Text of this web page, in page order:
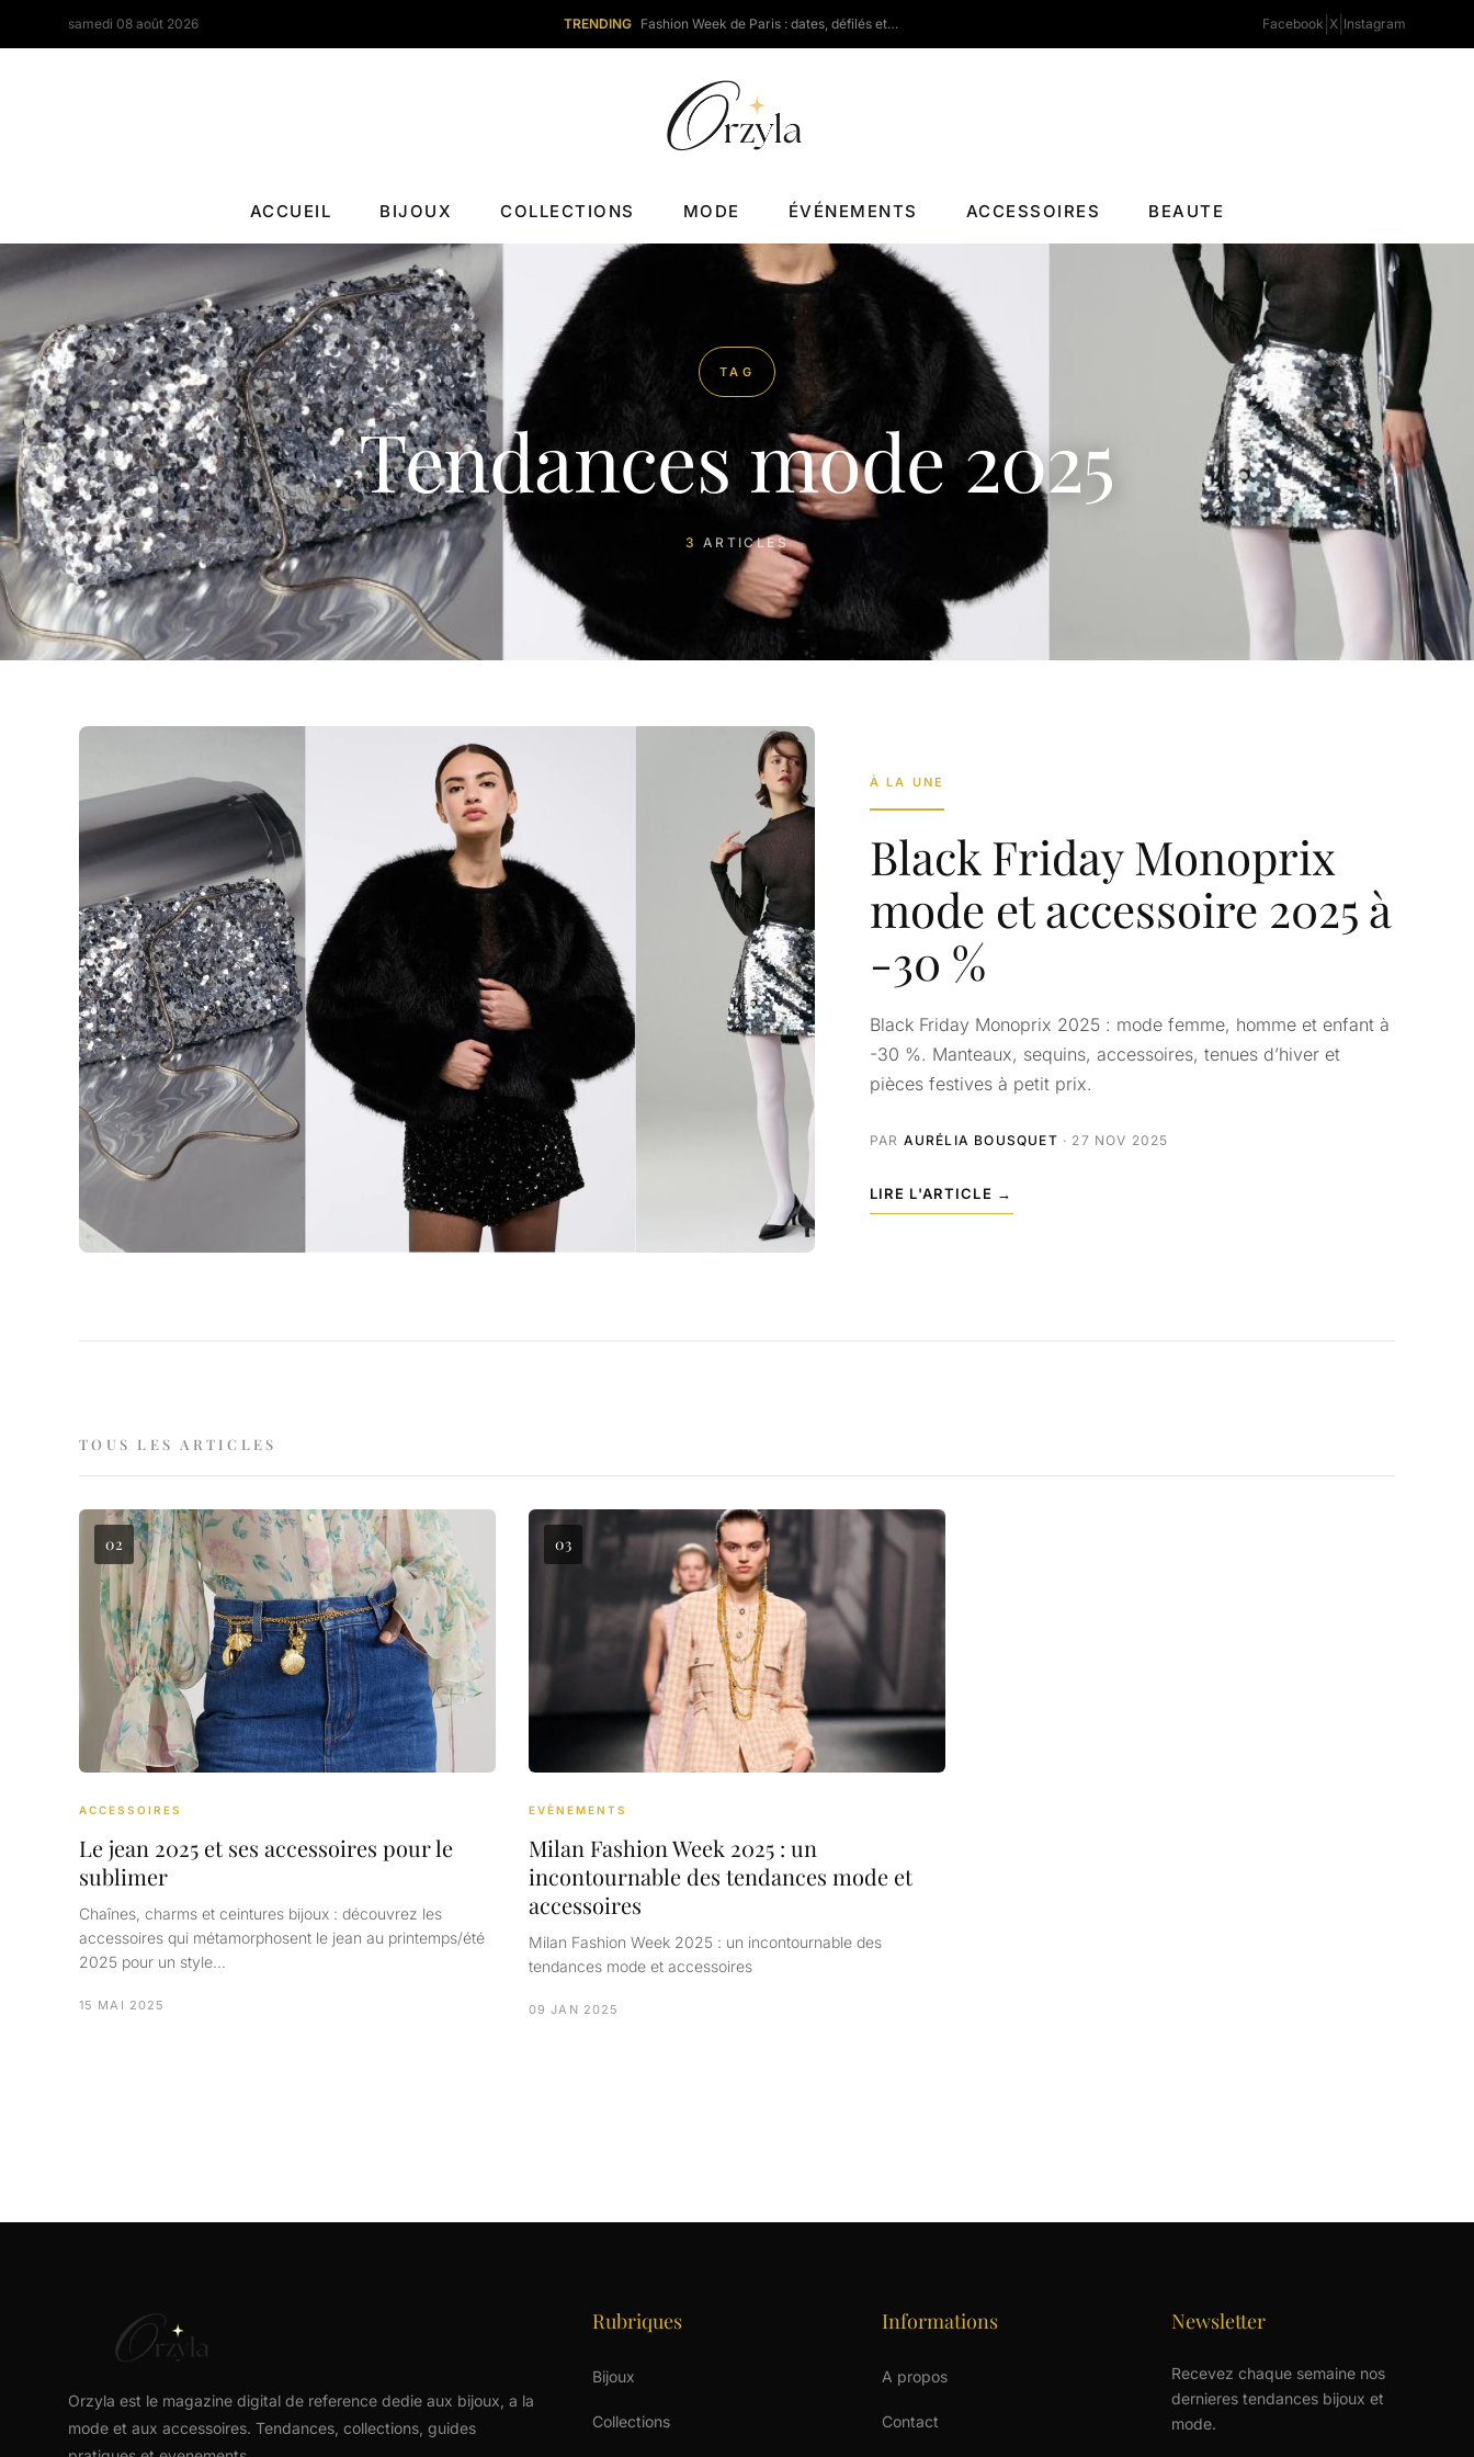
samedi 08 août 2026 TRENDING Fashion Week de Paris : dates, défilés et… Facebook X Instagram
ACCUEIL BIJOUX COLLECTIONS MODE ÉVÉNEMENTS ACCESSOIRES BEAUTE
TAG
Tendances mode 2025
3 ARTICLES
À LA UNE
Black Friday Monoprix
mode et accessoire 2025 à
-30 %
Black Friday Monoprix 2025 : mode femme, homme et enfant à
-30 %. Manteaux, sequins, accessoires, tenues d’hiver et
pièces festives à petit prix.
PAR AURÉLIA BOUSQUET · 27 NOV 2025
LIRE L'ARTICLE →
TOUS LES ARTICLES
02
ACCESSOIRES
Le jean 2025 et ses accessoires pour le
sublimer
Chaînes, charms et ceintures bijoux : découvrez les
accessoires qui métamorphosent le jean au printemps/été
2025 pour un style…
15 MAI 2025
03
EVÈNEMENTS
Milan Fashion Week 2025 : un
incontournable des tendances mode et
accessoires
Milan Fashion Week 2025 : un incontournable des
tendances mode et accessoires
09 JAN 2025
Orzyla est le magazine digital de reference dedie aux bijoux, a la
mode et aux accessoires. Tendances, collections, guides
Rubriques
Bijoux
Collections
Informations
A propos
Contact
Newsletter
Recevez chaque semaine nos
dernieres tendances bijoux et
mode.